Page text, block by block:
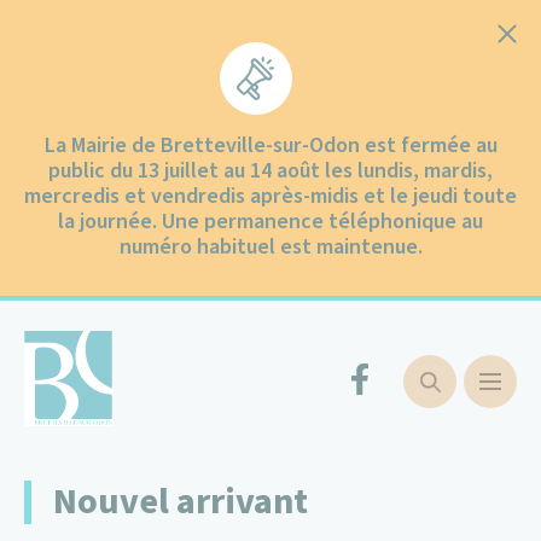
La Mairie de Bretteville-sur-Odon est fermée au
public du 13 juillet au 14 août les lundis, mardis,
mercredis et vendredis après-midis et le jeudi toute
la journée. Une permanence téléphonique au
numéro habituel est maintenue.
Ma ville
Ma ville
Communication
Enfance et jeunesse
Groupe Scolaire des Odons
Petite Enfance
Environnement
Mobilités
Santé – Social
Centre communal d’actions sociales
Urbanisme
Mairie et services
Vie municipale
Vie quotidienne
Collecte des déchets
Démarches administratives
Vivre et sortir
Culture et patrimoine
Comités de jumelage
Sports et loisirs
Rester quelques jours
Nouvel arrivant